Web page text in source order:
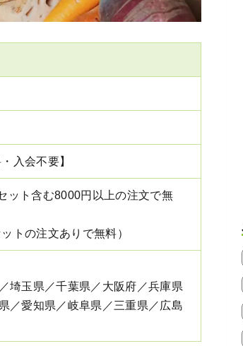
入会不要】
ット含む8000円以上の注文で無
トの注文ありで無料）
埼玉県／千葉県／大阪府／兵庫県
／愛知県／岐阜県／三重県／広島